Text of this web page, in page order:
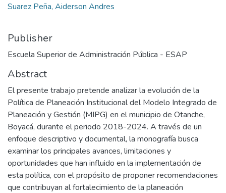
Suarez Peña, Aiderson Andres
Publisher
Escuela Superior de Administración Pública - ESAP
Abstract
El presente trabajo pretende analizar la evolución de la
Política de Planeación Institucional del Modelo Integrado de
Planeación y Gestión (MIPG) en el municipio de Otanche,
Boyacá, durante el periodo 2018-2024. A través de un
enfoque descriptivo y documental, la monografía busca
examinar los principales avances, limitaciones y
oportunidades que han influido en la implementación de
esta política, con el propósito de proponer recomendaciones
que contribuyan al fortalecimiento de la planeación